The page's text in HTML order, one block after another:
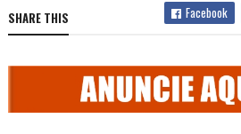
SHARE THIS Facebook